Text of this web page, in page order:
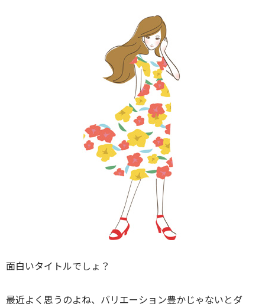
面白いタイトルでしょ？
最近よく思うのよね、バリエーション豊かじゃないとダ